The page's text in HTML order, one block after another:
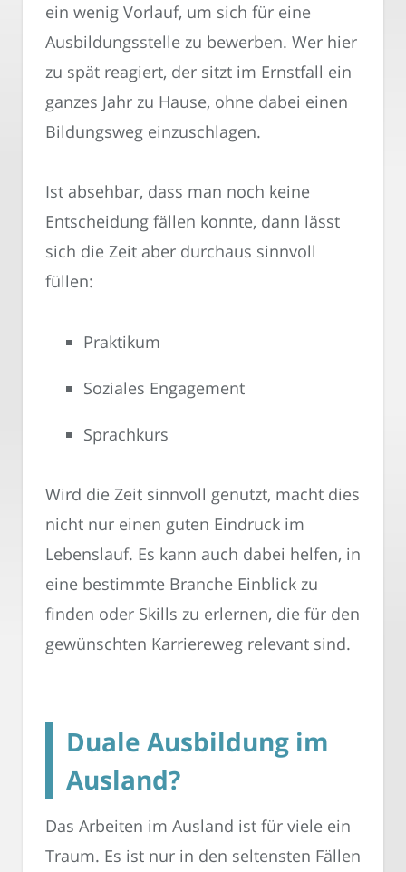
ein wenig Vorlauf, um sich für eine
Ausbildungsstelle zu bewerben. Wer hier
zu spät reagiert, der sitzt im Ernstfall ein
ganzes Jahr zu Hause, ohne dabei einen
Bildungsweg einzuschlagen.
Ist absehbar, dass man noch keine
Entscheidung fällen konnte, dann lässt
sich die Zeit aber durchaus sinnvoll
füllen:
Praktikum
Soziales Engagement
Sprachkurs
Wird die Zeit sinnvoll genutzt, macht dies
nicht nur einen guten Eindruck im
Lebenslauf. Es kann auch dabei helfen, in
eine bestimmte Branche Einblick zu
finden oder Skills zu erlernen, die für den
gewünschten Karriereweg relevant sind.
Duale Ausbildung im
Ausland?
Das Arbeiten im Ausland ist für viele ein
Traum. Es ist nur in den seltensten Fällen